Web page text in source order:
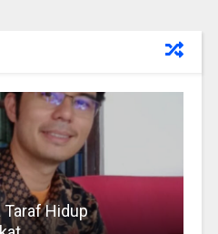
Taraf Hidup